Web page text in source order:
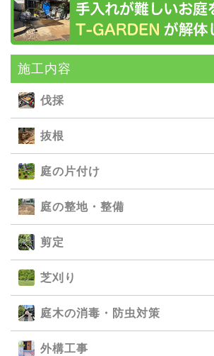
施⼯内容
伐採
抜根
庭の⽚付け
庭の整地・整備
剪定
芝刈り
庭⽊の消毒・防⾍対策
外構⼯事